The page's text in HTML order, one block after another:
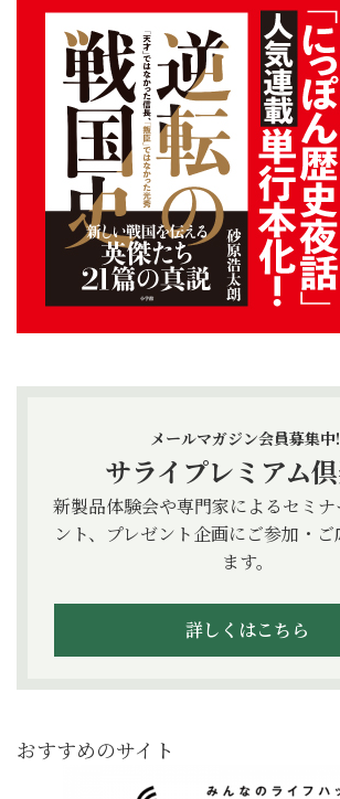
メールマガジン会員募集中
サライプレミアム
新製品体験会や専門家によるセミ
ント、プレゼント企画にご参加・
ます。
詳しくはこちら
おすすめのサイト